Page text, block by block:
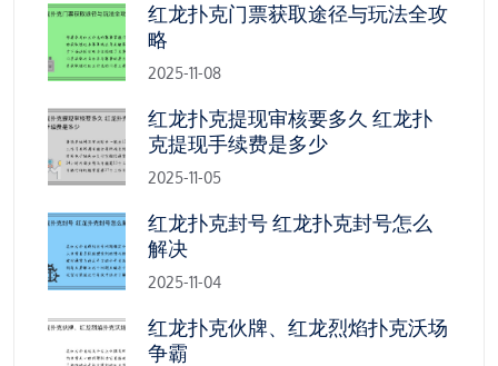
红龙扑克门票获取途径与玩法全攻
略
2025-11-08
红龙扑克提现审核要多久 红龙扑
克提现手续费是多少
2025-11-05
红龙扑克封号 红龙扑克封号怎么
解决
2025-11-04
红龙扑克伙牌、红龙烈焰扑克沃场
争霸